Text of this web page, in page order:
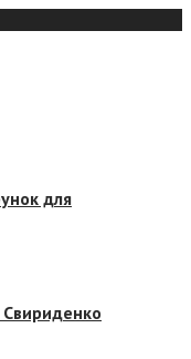
для
Свириденко